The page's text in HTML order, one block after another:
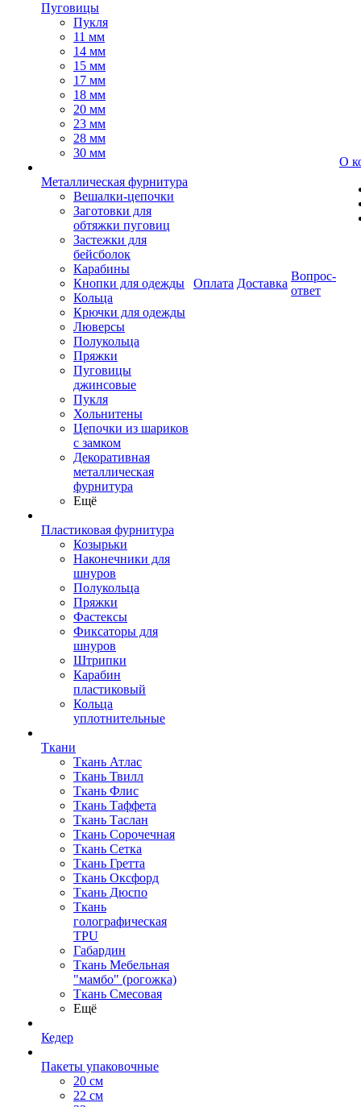
Пуговицы
Пукля
11 мм
14 мм
15 мм
17 мм
18 мм
20 мм
23 мм
28 мм
30 мм
Металлическая фурнитура
Вешалки-цепочки
Заготовки для
обтяжки пуговиц
Застежки для
бейсболок
Карабины
Кнопки для одежды
Кольца
Крючки для одежды
Люверсы
Полукольца
Пряжки
Пуговицы
джинсовые
Пукля
Хольнитены
Цепочки из шариков
с замком
Декоративная
металлическая
фурнитура
Ещё
Пластиковая фурнитура
Козырьки
Наконечники для
шнуров
Полукольца
Пряжки
Фастексы
Фиксаторы для
шнуров
Штрипки
Карабин
пластиковый
Кольца
уплотнительные
Ткани
Ткань Атлас
Ткань Твилл
Ткань Флис
Ткань Таффета
Ткань Таслан
Ткань Сорочечная
Ткань Сетка
Ткань Гретта
Ткань Оксфорд
Ткань Дюспо
Ткань
голографическая
TPU
Габардин
Ткань Мебельная
"мамбо" (рогожка)
Ткань Смесовая
Ещё
Кедер
Пакеты упаковочные
20 см
22 см
Оплата Доставка
Вопрос-
ответ
О